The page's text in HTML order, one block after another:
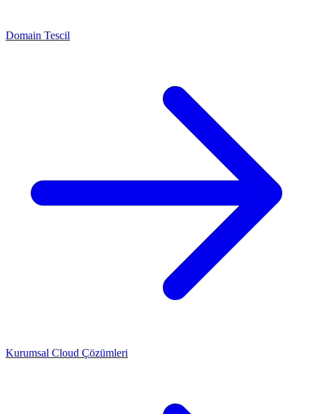
Domain Tescil
Kurumsal Cloud Çözümleri